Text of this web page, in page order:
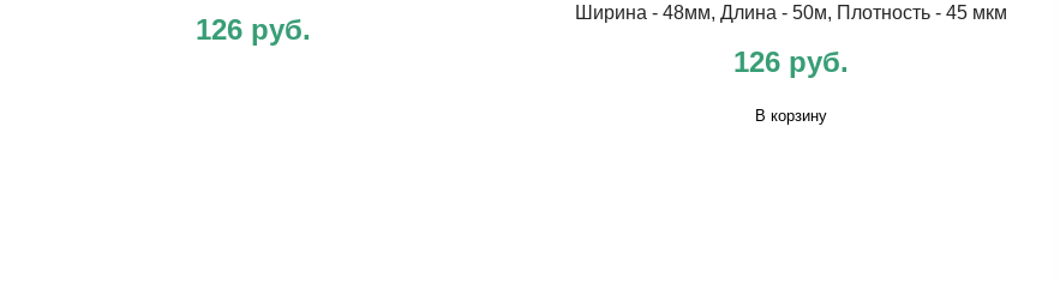
126 руб.
Ширина - 48мм, Длина - 50м, Плотность - 45 мкм
126 руб.
В корзину